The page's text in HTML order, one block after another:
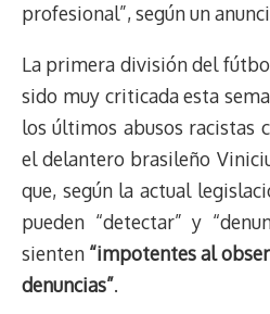
profesional”, según un
La primera división del
sido muy criticada esta
los últimos abusos racistas
el delantero brasileño
que, según la actual
pueden “detectar” y
sienten “impotentes al
denuncias”.